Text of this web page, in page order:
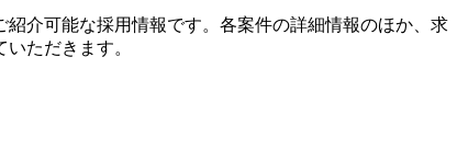
介可能な採用情報です。各案件の詳細情報のほか、求
ただきます。